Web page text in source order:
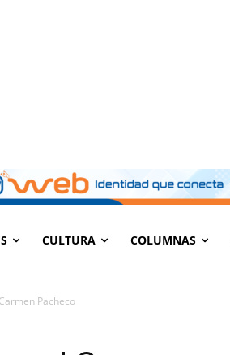
CULTURA COLUMNAS
Pacheco